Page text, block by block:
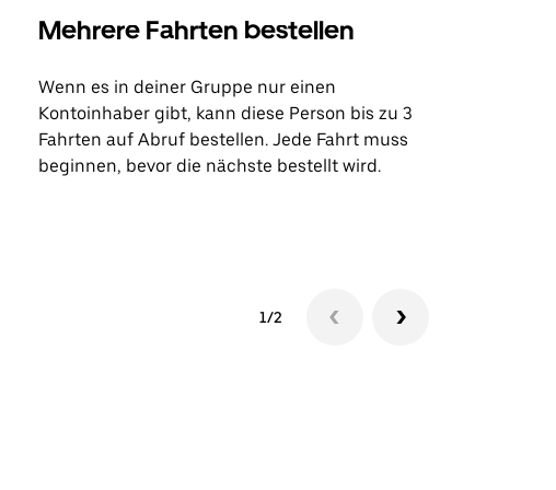
Mehrere Fahrten bestellen
Wenn es in deiner Gruppe nur einen
Kontoinhaber gibt, kann diese Person bis zu 3
Fahrten auf Abruf bestellen. Jede Fahrt muss
beginnen, bevor die nächste bestellt wird.
1/2